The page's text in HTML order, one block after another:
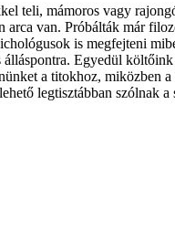
teli, mámoros vagy
arca van. Próbálták már
is megfejteni
álláspontra. Egyedül
a titokhoz, miközben
legtisztábban szólnak a